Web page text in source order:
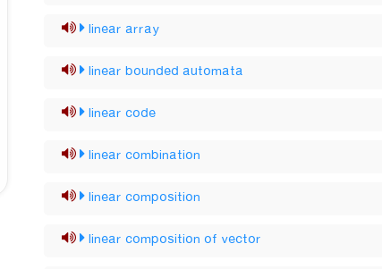
linear array
linear bounded automata
linear code
linear combination
linear composition
linear composition of vector